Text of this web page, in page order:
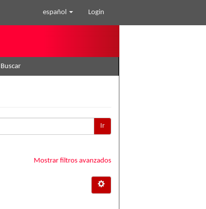
español Login
Buscar
Ir
Mostrar filtros avanzados